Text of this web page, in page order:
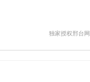
独家授权邢台